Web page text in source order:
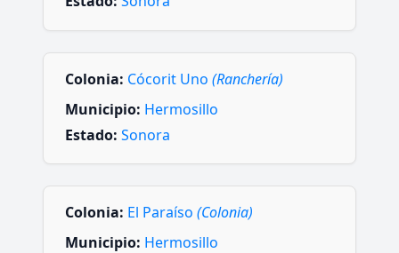
Colonia: Cócorit Uno (Ranchería)
Municipio: Hermosillo
Estado: Sonora
Colonia: El Paraíso (Colonia)
Municipio: Hermosillo